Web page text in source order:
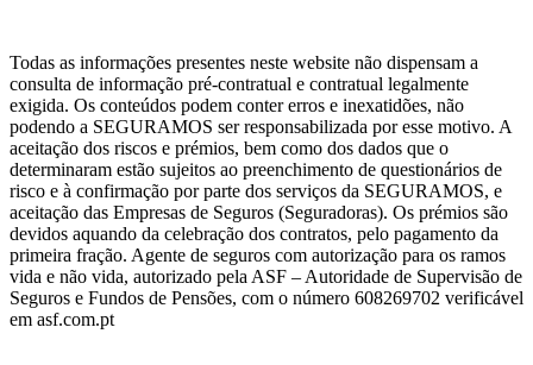
Todas as informações presentes neste website não dispensam a
consulta de informação pré-contratual e contratual legalmente
exigida. Os conteúdos podem conter erros e inexatidões, não
podendo a SEGURAMOS ser responsabilizada por esse motivo. A
aceitação dos riscos e prémios, bem como dos dados que o
determinaram estão sujeitos ao preenchimento de questionários de
risco e à confirmação por parte dos serviços da SEGURAMOS, e
aceitação das Empresas de Seguros (Seguradoras). Os prémios são
devidos aquando da celebração dos contratos, pelo pagamento da
primeira fração. Agente de seguros com autorização para os ramos
vida e não vida, autorizado pela ASF – Autoridade de Supervisão de
Seguros e Fundos de Pensões, com o número 608269702 verificável
em asf.com.pt